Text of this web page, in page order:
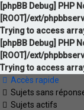
[phpBB Debug] PHP
[ROOT]/ext/
Trying to access
[phpBB Debug] PHP
[ROOT]/ext/
Trying to access
Accès rapide
Sujets sans
Sujets actifs